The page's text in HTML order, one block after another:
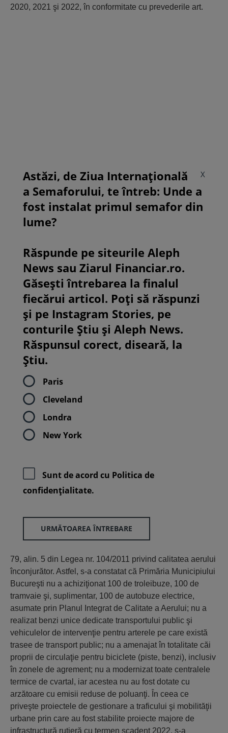
2020, 2021 şi 2022, în conformitate cu prevederile art.
X
Astăzi, de Ziua Internațională
a Semaforului, te întreb: Unde a
fost instalat primul semafor din
lume?
Răspunde pe siteurile Aleph
News sau Ziarul Financiar.ro.
Găsești întrebarea la finalul
fiecărui articol. Poți să răspunzi
și pe Instagram Stories, pe
conturile Știu și Aleph News.
Răspunsul corect, diseară, la
Știu.
Paris
Cleveland
Londra
New York
Sunt de acord cu Politica de
confidenţialitate.
URMĂTOAREA ÎNTREBARE
79, alin. 5 din Legea nr. 104/2011 privind calitatea aerului
înconjurător. Astfel, s-a constatat că Primăria Municipiului
Bucureşti nu a achiziţionat 100 de troleibuze, 100 de
tramvaie şi, suplimentar, 100 de autobuze electrice,
asumate prin Planul Integrat de Calitate a Aerului; nu a
realizat benzi unice dedicate transportului public şi
vehiculelor de intervenţie pentru arterele pe care există
trasee de transport public; nu a amenajat în totalitate căi
proprii de circulaţie pentru biciclete (piste, benzi), inclusiv
în zonele de agrement; nu a modernizat toate centralele
termice de cvartal, iar acestea nu au fost dotate cu
arzătoare cu emisii reduse de poluanţi. În ceea ce
priveşte proiectele de gestionare a traficului şi mobilităţii
urbane prin care au fost stabilite proiecte majore de
infrastructură rutieră cu termen scadent 2022, s-a